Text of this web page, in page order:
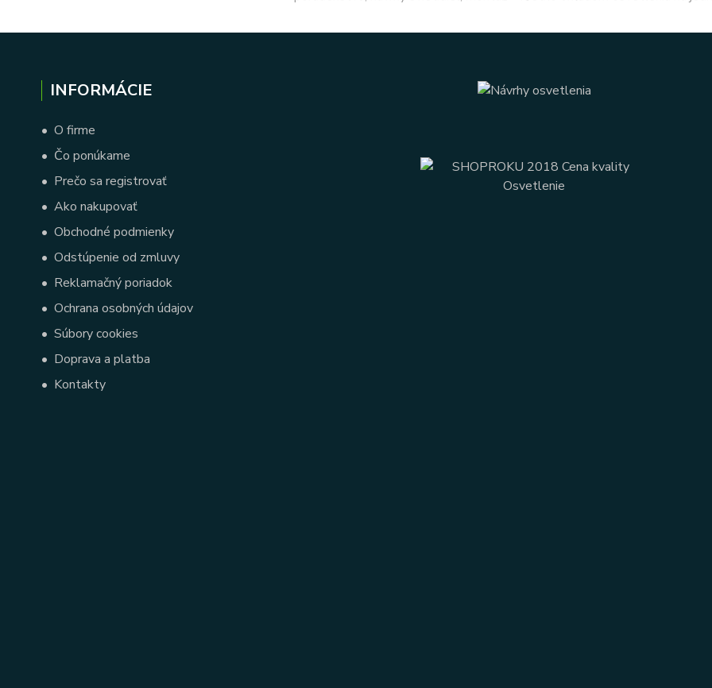
INFORMÁCIE
• O firme
• Čo ponúkame
• Prečo sa registrovať
• Ako nakupovať
• Obchodné podmienky
• Odstúpenie od zmluvy
• Reklamačný poriadok
• Ochrana osobných údajov
• Súbory cookies
• Doprava a platba
• Kontakty